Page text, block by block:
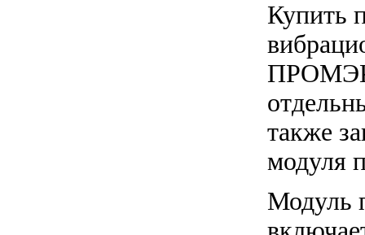
Купить
также
модуля
Модуль